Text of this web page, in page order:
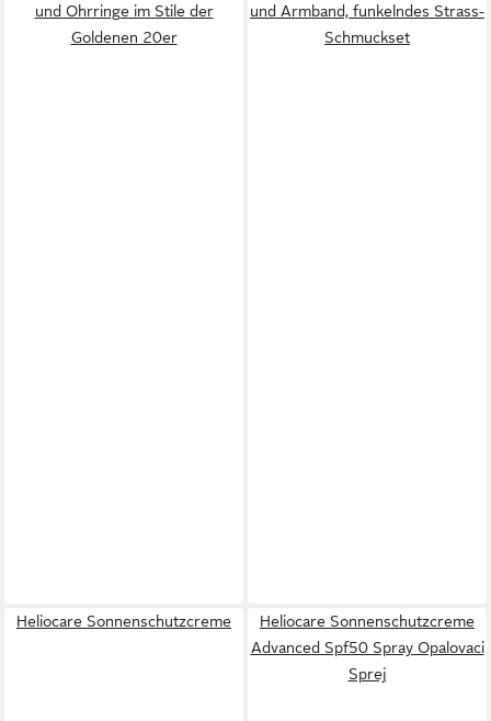
und Ohrringe im Stile der
Goldenen 20er
und Armband, funkelndes Strass-
Schmuckset
Heliocare Sonnenschutzcreme
Heliocare Sonnenschutzcreme
Advanced Spf50 Spray Opalovaci
Sprej